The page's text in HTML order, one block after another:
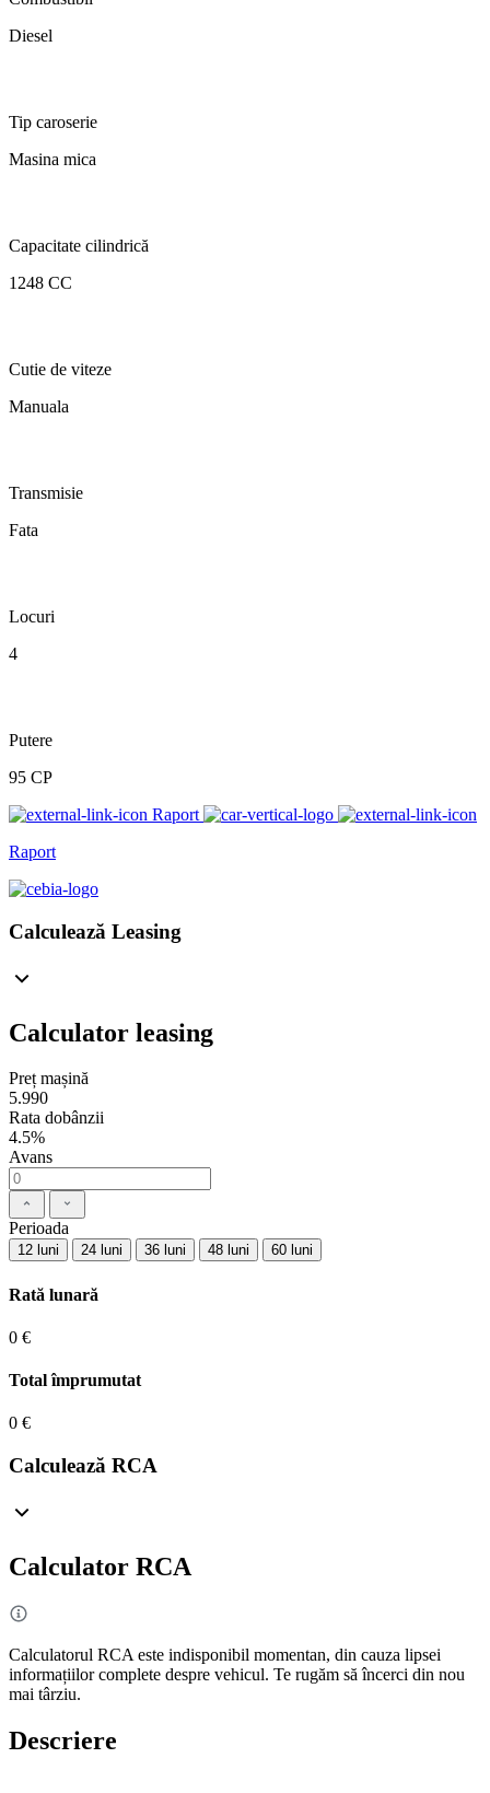
Diesel
Tip caroserie
Masina mica
Capacitate cilindrică
1248 CC
Cutie de viteze
Manuala
Transmisie
Fata
Locuri
4
Putere
95 CP
Raport
Raport
Calculează Leasing
Calculator leasing
Preț mașină
5.990
Rata dobânzii
4.5%
Avans
Perioada
12 luni 24 luni 36 luni 48 luni 60 luni
Rată lunară
0 €
Total împrumutat
0 €
Calculează RCA
Calculator RCA
Calculatorul RCA este indisponibil momentan, din cauza lipsei
informațiilor complete despre vehicul. Te rugăm să încerci din nou
mai târziu.
Descriere